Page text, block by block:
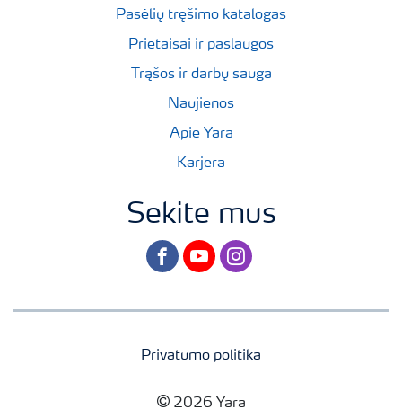
Pasėlių tręšimo katalogas
Prietaisai ir paslaugos
Trąšos ir darbų sauga
Naujienos
Apie Yara
Karjera
Sekite mus
facebookyoutubeinstagram
Privatumo politika
2026 Yara